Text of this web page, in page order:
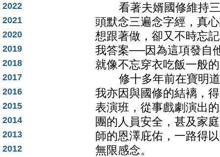
2022
2021
2020
2019
2018
2017
2016
2015
2014
2013
2012
看著夫婿國修維持三
頭默念三遍念字經，真
想跟著做，卻又不時忘
我答案──因為這項發自
就像不忘穿衣吃飯一般
修十多年前在寶明道
我亦因與國修的結褵，
表演班，從事戲劇演出
團的人員安全，甚及家
師的恩澤庇佑，一路得
無限感念。